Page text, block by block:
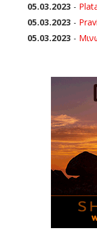
05.03.2023 -
05.03.2023 -
05.03.2023 -